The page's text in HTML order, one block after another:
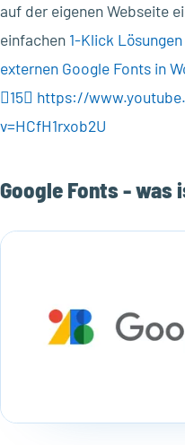
auf der eigenen Webseite
einfachen 1-Klick
externen Google Fonts in
15 https://
v=HCfH1rxob2U
Google Fonts - was